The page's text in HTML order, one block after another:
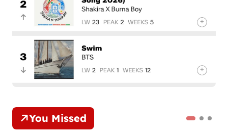
You Missed